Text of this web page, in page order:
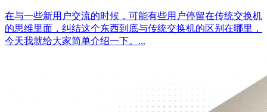
在与一些新用户交流的时候，可能有些用户停留在传统交换机
的思维里面，纠结这个东西到底与传统交换机的区别在哪里，
今天我就给大家简单介绍一下。...